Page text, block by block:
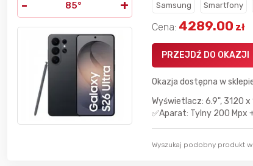
- 85° + Samsung Smartfony
Cena: 4289.00 zł
PRZEJDŹ DO OKAZJI
Okazja dostępna w
Wyświetlacz: 6.9", 3120 x
✅Aparat: Tylny 200 Mpx
Wyszukaj podobny produkt w: